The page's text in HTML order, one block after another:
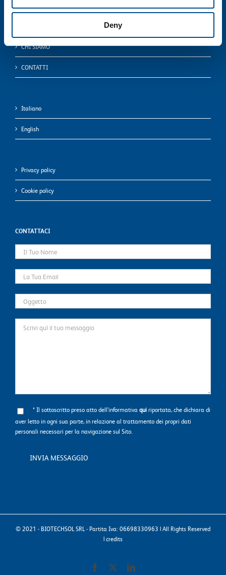
Deny
CHI SIAMO
CONTATTI
Italiano
English
Privacy policy
Cookie policy
CONTATTACI
* Il sottoscritto preso atto dell’informativa quiriportata, che dichiara di
aver letto in ogni sua parte, in relazione al trattamento dei propri dati
personali necessari per la navigazione sul Sito.
© 2021 - BIOTECHSOL SRL - Partita Iva: 06698330963 | All Rights Reserved
|credits
Facebook LinkedIn